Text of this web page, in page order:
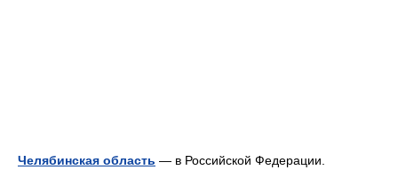
Челябинская область — в Российской Федерации.